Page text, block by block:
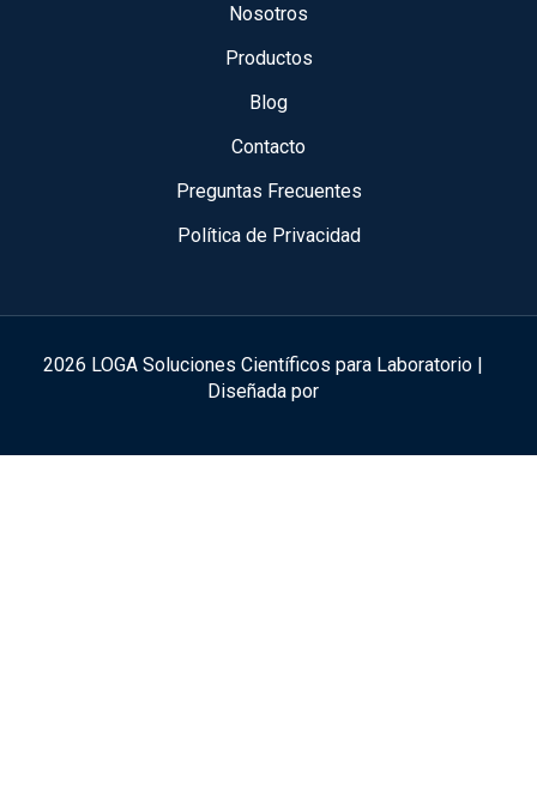
Nosotros
Productos
Blog
Contacto
Preguntas Frecuentes
Política de Privacidad
2026 LOGA Soluciones Científicos para Laboratorio |
Diseñada por